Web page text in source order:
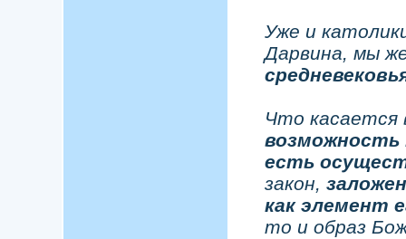
Уже и
Дарвина, мы
Что касается
возможность
есть
закон,
как элемент
то и образ